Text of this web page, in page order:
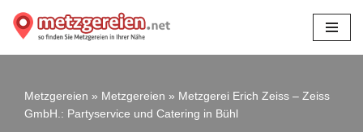
Zum
Metzgereien » Metzgereien » Metzgerei Erich Zeiss – Zeiss
GmbH.: Partyservice und Catering in Bühl